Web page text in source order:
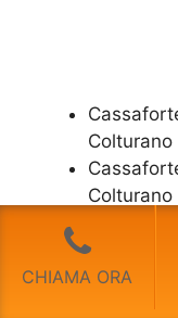
Colturano
Colturano
Colturano
​Apertura
Colturano
CHIAMA ORA